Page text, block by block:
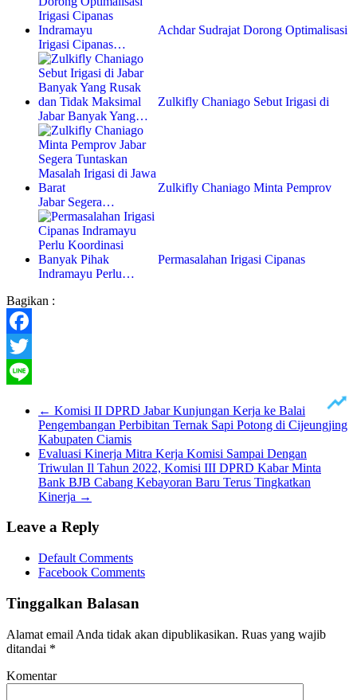
Achdar Sudrajat Dorong Optimalisasi
Irigasi Cipanas…
Zulkifly Chaniago Sebut Irigasi di
Jabar Banyak Yang…
Zulkifly Chaniago Minta Pemprov
Jabar Segera…
Permasalahan Irigasi Cipanas
Indramayu Perlu…
Bagikan :
Facebook
Twitter
← Komisi II DPRD Jabar Kunjungan Kerja ke Balai
Pengembangan Perbibitan Ternak Sapi Potong di Cijeungjing
Kabupaten Ciamis
Evaluasi Kinerja Mitra Kerja Komisi Sampai Dengan
Triwulan Il Tahun 2022, Komisi III DPRD Kabar Minta
Bank BJB Cabang Kebayoran Baru Terus Tingkatkan
Kinerja →
Leave a Reply
Default Comments
Facebook Comments
Tinggalkan Balasan
Alamat email Anda tidak akan dipublikasikan. Ruas yang wajib
ditandai *
Komentar